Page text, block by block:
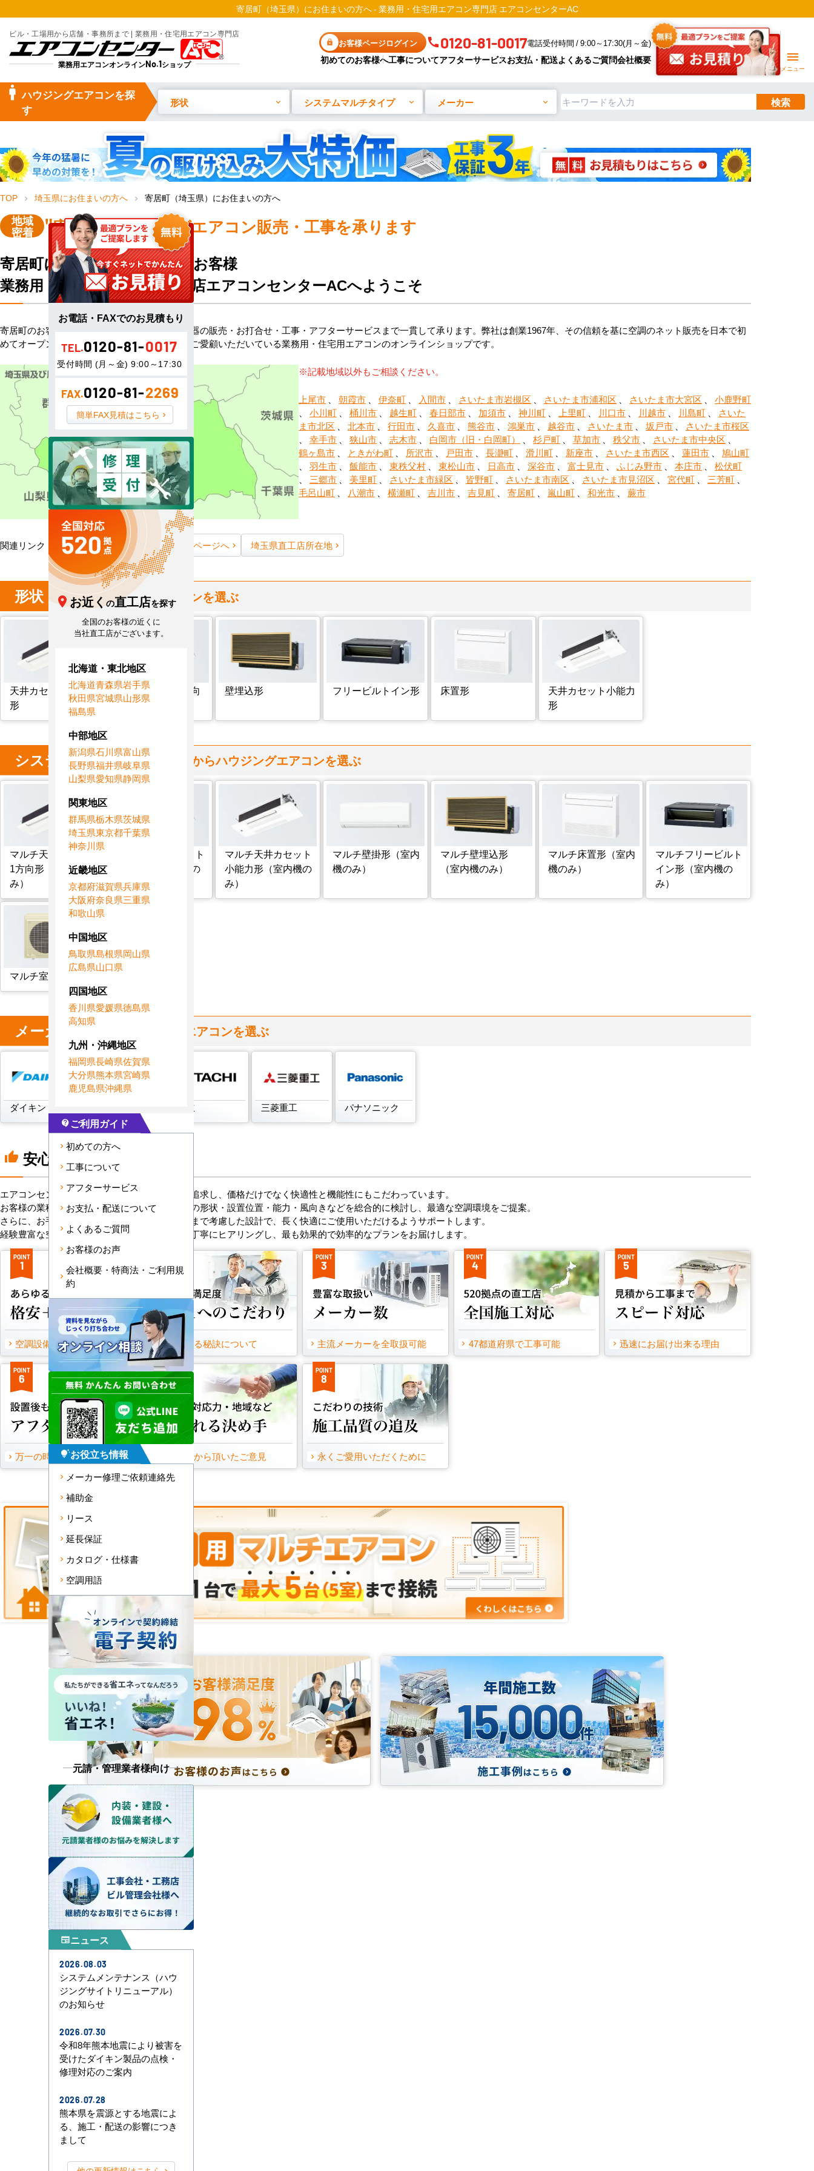
寄居町（埼玉県）にお住まいの方へ - 業務用・住宅用エアコン専門店 エアコンセンターAC
ビル・工場用から店舗・事務所まで | 業務用・住宅用エアコン専門店
業務用エアコンオンラインNo.1ショップ
お客様ページログイン 0120-81-0017電話受付時間 / 9:00～17:30(月～金)
初めてのお客様へ工事についてアフターサービスお支払・配送よくあるご質問会社概要
メニュー
manage_searc
ハウジングエアコンを探
す
形状 システムマルチタイプ メーカー 検索
TOP chevron_right 埼玉県にお住まいの方へ chevron_right 寄居町（埼玉県）にお住まいの方へ
地域
密着 "寄居町"ハウジングエアコン販売・工事を承ります
寄居町にお住まい・お勤めのお客様
業務用・住宅用エアコン専門店エアコンセンターACへようこそ
寄居町のお客様へハウジングエアコン・空調機器の販売・お打合せ・工事・アフターサービスまで一貫して承ります。弊社は創業1967年、その信頼を基に空調のネット販売を日本で初
めてオープンしました。以来、皆様にご信頼・ご愛顧いただいている業務用・住宅用エアコンのオンラインショップです。
※記載地域以外もご相談ください。
上尾市 朝霞市 伊奈町 入間市 さいたま市岩槻区 さいたま市浦和区 さいたま市大宮区
小鹿野町
小川町 桶川市 越生町 春日部市 加須市 神川町 上里町 川口市 川越市 川島町
さいた
ま市北区
北本市 行田市 久喜市 熊谷市 鴻巣市 越谷市 さいたま市 坂戸市
さいたま市桜区
幸手市 狭山市 志木市 白岡市（旧・白岡町） 杉戸町 草加市 秩父市 さいたま市中央区
鶴ヶ島市
ときがわ町 所沢市 戸田市 長瀞町 滑川町 新座市 さいたま市西区 蓮田市
鳩山町
羽生市 飯能市 東秩父村 東松山市 日高市 深谷市 富士見市 ふじみ野市 本庄市
松伏町
三郷市 美里町 さいたま市緑区 皆野町 さいたま市南区 さいたま市見沼区 宮代町 三芳町
毛呂山町
八潮市 横瀬町 吉川市 吉見町 寄居町 嵐山町 和光市 蕨市
関連リンク： TOPページへ 埼玉県全域ページへ 埼玉県直工店所在地
形状 からハウジングエアコンを選ぶ
天井カセット1方向
形
天井カセット2方向
形
壁埋込形 フリービルトイン形 床置形
天井カセット小能力
形
システムマルチタイプ からハウジングエアコンを選ぶ
マルチ天井カセット
1方向形（室内機の
み）
マルチ天井カセット
2方向形（室内機の
み）
マルチ天井カセット
小能力形（室内機の
み）
マルチ壁掛形（室内
機のみ）
マルチ壁埋込形
（室内機のみ）
マルチ床置形（室内
機のみ）
マルチフリービルト
イン形（室内機の
み）
マルチ室外機のみ
メーカー からハウジングエアコンを選ぶ
ダイキン 日立 三菱重工 パナソニック
thumb_up 安心の8つのポイント
エアコンセンターACは、「格安＋α」の価値を追求し、価格だけでなく快適性と機能性にもこだわっています。
お客様の業種や施設の形態に合わせて、室内機の形状・設置位置・能力・風向きなどを総合的に検討し、最適な空調環境をご提案。
さらに、お手入れのしやすさやメンテナンス性まで考慮した設計で、長く快適にご使用いただけるようサポートします。
経験豊富な空調技術者が現場の状況やご要望を丁寧にヒアリングし、最も効果的で効率的なプランをお届けします。
POINT
1
空調設備のご提案について
2
選ばれる秘訣について
POINT
3
主流メーカーを全取扱可能
POINT
4
47都道府県で工事可能
POINT
5
迅速にお届け出来る理由
POINT
6
万一の時もお任せください
POINT
7
お客様から頂いたご意見
POINT
8
永くご愛用いただくために
お電話・FAXでのお見積もり
TEL.0120-81-0017
受付時間 (月～金) 9:00～17:30
FAX.0120-81-2269
簡単FAX見積はこちら
お近くの直工店を探す
全国のお客様の近くに
当社直工店がございます。
北海道・東北地区
北海道青森県岩手県
秋田県宮城県山形県
福島県
中部地区
新潟県石川県富山県
長野県福井県岐阜県
山梨県愛知県静岡県
関東地区
群馬県栃木県茨城県
埼玉県東京都千葉県
神奈川県
近畿地区
京都府滋賀県兵庫県
大阪府奈良県三重県
和歌山県
中国地区
鳥取県島根県岡山県
広島県山口県
四国地区
香川県愛媛県徳島県
高知県
九州・沖縄地区
福岡県長崎県佐賀県
大分県熊本県宮崎県
鹿児島県沖縄県
contact_support ご利用ガイド
初めての方へ
工事について
アフターサービス
お支払・配送について
よくあるご質問
お客様のお声
会社概要・特商法・ご利用規
約
tips_and_updatesお役立ち情報
メーカー修理ご依頼連絡先
補助金
リース
延長保証
カタログ・仕様書
空調用語
元請・管理業者様向け
newspaperニュース
2026.08.03
システムメンテナンス（ハウ
ジングサイトリニューアル）
のお知らせ
2026.07.30
令和8年熊本地震により被害を
受けたダイキン製品の点検・
修理対応のご案内
2026.07.28
熊本県を震源とする地震によ
る、施工・配送の影響につき
まして